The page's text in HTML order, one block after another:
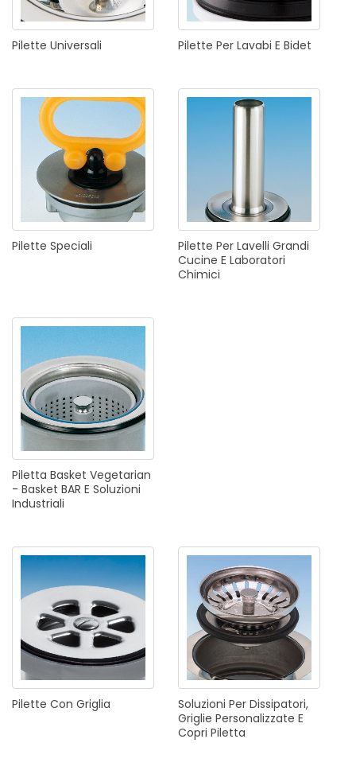
Pilette Universali Pilette Per Lavabi E Bidet
Pilette Speciali Pilette Per Lavelli Grandi
Cucine E Laboratori
Chimici
Piletta Basket Vegetarian
- Basket BAR E Soluzioni
Industriali
Pilette Con Griglia Soluzioni Per Dissipatori,
Griglie Personalizzate E
Copri Piletta